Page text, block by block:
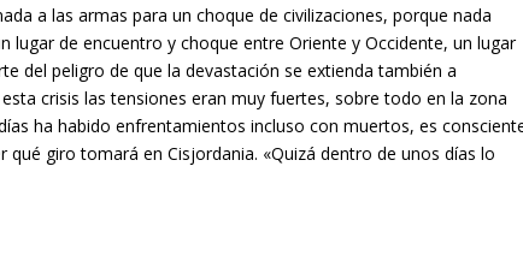
a las armas para un choque de civilizaciones, porque nada
lugar de encuentro y choque entre Oriente y Occidente, un lugar
del peligro de que la devastación se extienda también a
crisis las tensiones eran muy fuertes, sobre todo en la zona
ha habido enfrentamientos incluso con muertos, es
giro tomará en Cisjordania. «Quizá dentro de unos días lo